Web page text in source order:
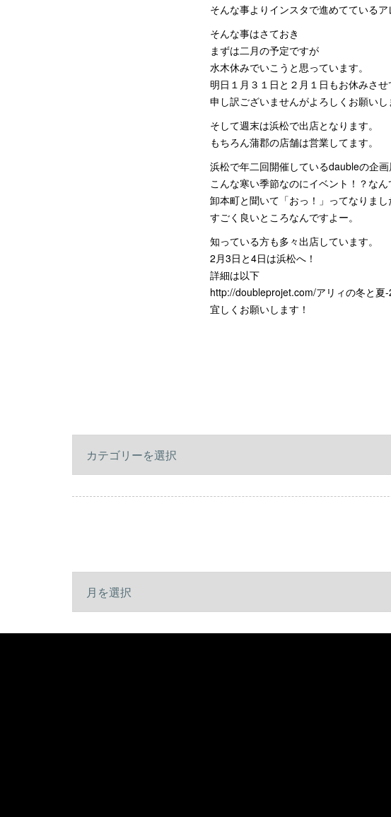
そんな事よりインスタで進めてている
そんな事はさておき
まずは二月の予定ですが
水木休みでいこうと思っています。
明日１月３１日と２月１日もお休みさせ
申し訳ございませんがよろしくお願いし
そして週末は浜松で出店となります。
もちろん蒲郡の店舗は営業してます。
浜松で年二回開催しているdaubleの企
こんな寒い季節なのにイベント！？な
卸本町と聞いて「おっ！」ってなりまし
すごく良いところなんですよー。
知っている方も多々出店しています。
2月3日と4日は浜松へ！
詳細は以下
http://doubleprojet.com/アリィの冬と夏
宜しくお願いします！